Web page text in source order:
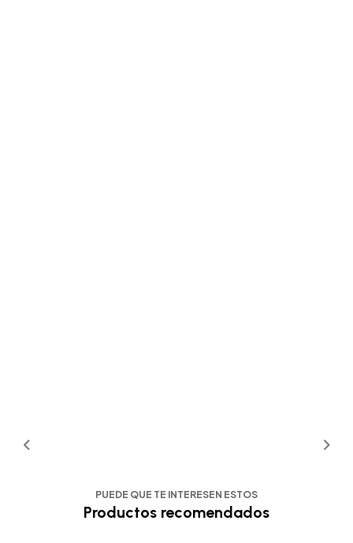
PUEDE QUE TE INTERESEN ESTOS
Productos recomendados